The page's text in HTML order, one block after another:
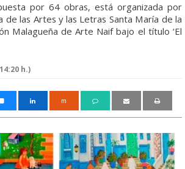
por 64 obras, está organizada por
de las Artes y las Letras Santa María de la
Malagueña de Arte Naif bajo el título ‘El
h.)
m